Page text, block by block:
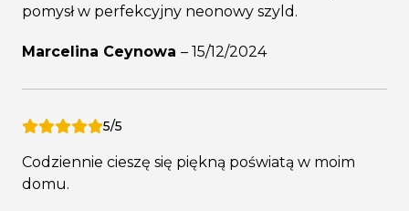
pomysł w perfekcyjny neonowy szyld.
Marcelina Ceynowa – 15/12/2024
5/5
Codziennie cieszę się piękną poświatą w moim
domu.